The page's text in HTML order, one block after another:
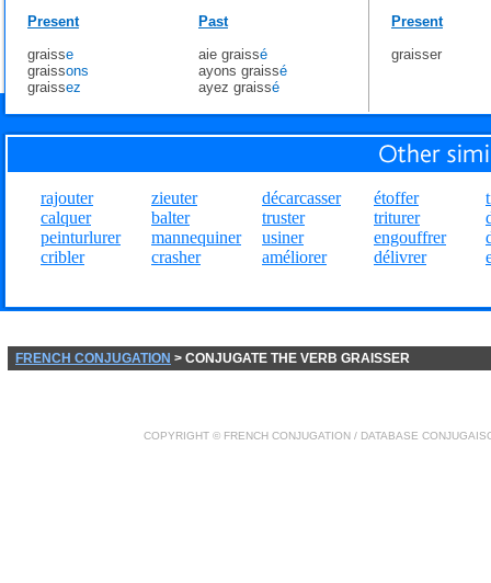
Present
graisse
graissons
graissez
Past
aie graissé
ayons graissé
ayez graissé
Present
graisser
rajouter
calquer
peinturlurer
cribler
zieuter
balter
mannequiner
crasher
décarcasser
truster
usiner
améliorer
étoffer
triturer
engouffrer
délivrer
FRENCH CONJUGATION > CONJUGATE THE VERB GRAISSER
COPYRIGHT © FRENCH CONJUGATION / DATABASE